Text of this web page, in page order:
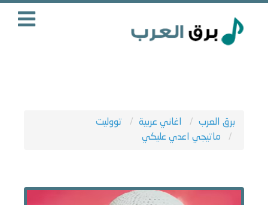
برق العرب اغاني عربية
تووليت
ماتيجي اعدي عليكي